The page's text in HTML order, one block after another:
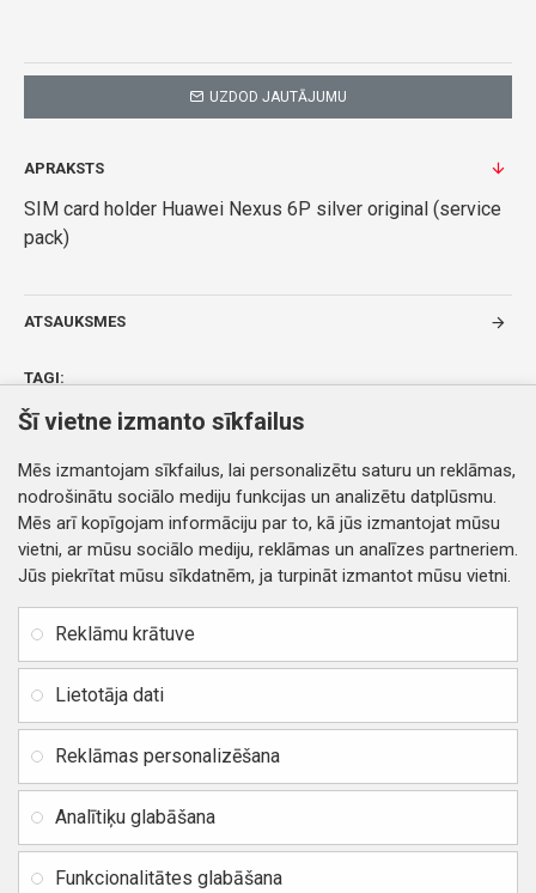
UZDOD JAUTĀJUMU
APRAKSTS
SIM card holder Huawei Nexus 6P silver original (service
pack)
ATSAUKSMES
TAGI:
SIM card holder Huawei Nexus 6P silver original (service pack)
Kontakti
Distances līgums
Privātuma politika
Preču un naudas atgriešana
Piegādes un apmaksa
Vietnes karte
Rekvizīti
Jur. adrese: Zasulauka iela
Reģ. Nr. 40103717618,
BIC / SWIFT: HABALV22
Šī vietne izmanto sīkfailus
Mēs izmantojam sīkfailus, lai personalizētu saturu un reklāmas,
nodrošinātu sociālo mediju funkcijas un analizētu datplūsmu.
Mēs arī kopīgojam informāciju par to, kā jūs izmantojat mūsu
vietni, ar mūsu sociālo mediju, reklāmas un analīzes partneriem.
Jūs piekrītat mūsu sīkdatnēm, ja turpināt izmantot mūsu vietni.
Reklāmu krātuve
Lietotāja dati
Reklāmas personalizēšana
Analītiķu glabāšana
Funkcionalitātes glabāšana